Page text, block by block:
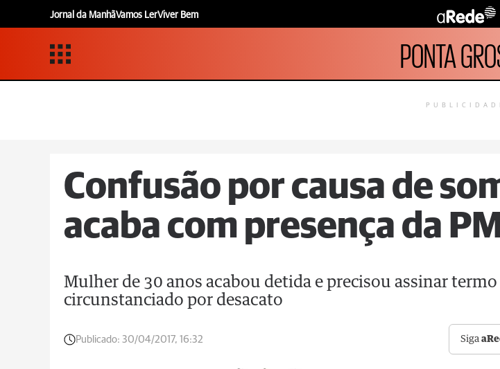
Jornal da ManhãVamos LerViver Bem
PONTA
Confusão por causa de
acaba com presença da PM
Mulher de 30 anos acabou detida e precisou assinar termo
circunstanciado por desacato
Publicado: 30/04/2017, 16:32 Siga